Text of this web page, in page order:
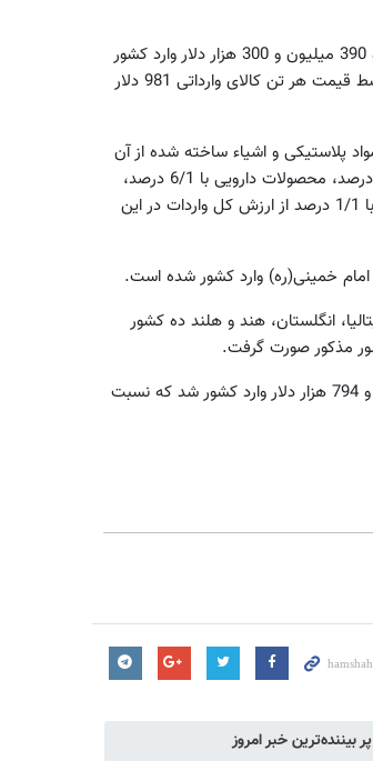
در سال گذشته 42 میلیون و 194 هزار و 800 تن انواع کالا به ارزش 41 میلیارد و 390 میلیون و 300 هزار دلار وارد کشور
شد که به لحاظ وزنی 2/23 درصد و از حیث ارزش 1/4 درصد افزایش یافت. متوسط قیمت هر تن کالای وارداتی 981 دلار
با اختصاص 11 درصد، لوازم صنعتی برقی با 2/6 درصد، مواد پلاستیکی و اشیاء ساخته شده از آن
با 4/3 درصد، مواد شیمیایی با 9/2 درصد، شکر با 4/2 درصد، کاغذ و مقوا با 9/1 درصد، محصولات دارویی با 6/1 درصد،
انواع کود شیمیایی با 6/1 درصد، ذرت با 2/1 درصد و محصولات صنایع شیمیایی با 1/1 درصد از ارزش کل واردات در این
امام خمینی(ره) وارد کشور شده است.
انگلستان، هند و هلند ده کشور
همچنین سال گذشته تعداد 30 هزار و 319 دستگاه خودرو به ارزش 525 میلیون و 794 هزار دلار وارد کشور شد که نسبت
پر بیننده‌ترین خبر امروز